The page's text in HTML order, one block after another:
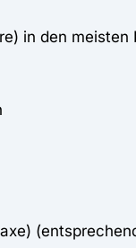
in den meisten